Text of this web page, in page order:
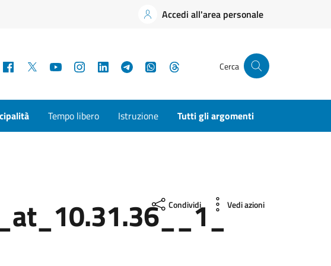
Accedi all'area personale
Facebook YouTubeInstagramLinkedInTelegramWhatsApp Cerca
Tempo libero Istruzione Tutti gli argomenti
Condividi Vedi azioni